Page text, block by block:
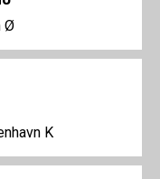
Ø
K